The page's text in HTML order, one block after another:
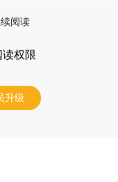
阅读
读权限
升级